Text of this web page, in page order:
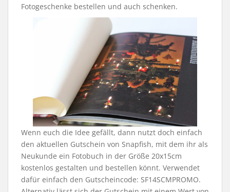
Fotogeschenke bestellen und auch schenken.
Wenn euch die Idee gefällt, dann nutzt doch einfach
den aktuellen Gutschein von Snapfish, mit dem ihr als
Neukunde ein Fotobuch in der Größe 20x15cm
kostenlos gestalten und bestellen könnt. Verwendet
dafür einfach den Gutscheincode: SF14SCMPROMO.